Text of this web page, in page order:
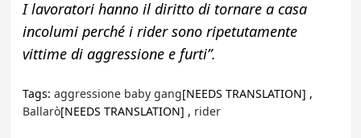
I lavoratori hanno il diritto di tornare a casa
incolumi perché i rider sono ripetutamente
vittime di aggressione e furti”.
Tags: aggressione baby gang[NEEDS TRANSLATION] ,
Ballarò[NEEDS TRANSLATION] , rider